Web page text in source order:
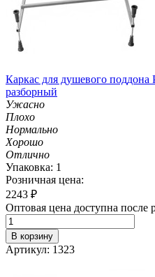
Каркас для душевого
разборный
Ужасно
Плохо
Нормально
Хорошо
Отлично
Упаковка: 1
Розничная цена:
2243 ₽
Оптовая цена доступна после
В корзину
Артикул: 1323